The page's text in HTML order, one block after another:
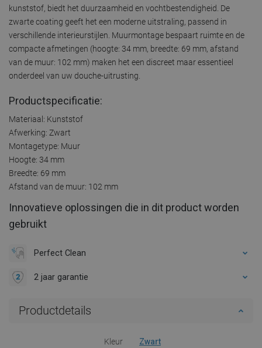
kunststof, biedt het duurzaamheid en vochtbestendigheid. De
zwarte coating geeft het een moderne uitstraling, passend in
verschillende interieurstijlen. Muurmontage bespaart ruimte en de
compacte afmetingen (hoogte: 34 mm, breedte: 69 mm, afstand
van de muur: 102 mm) maken het een discreet maar essentieel
onderdeel van uw douche-uitrusting.
Productspecificatie:
Materiaal: Kunststof
Afwerking: Zwart
Montagetype: Muur
Hoogte: 34 mm
Breedte: 69 mm
Afstand van de muur: 102 mm
Innovatieve oplossingen die in dit product worden
gebruikt
Perfect Clean
2 jaar garantie
Productdetails
Kleur Zwart